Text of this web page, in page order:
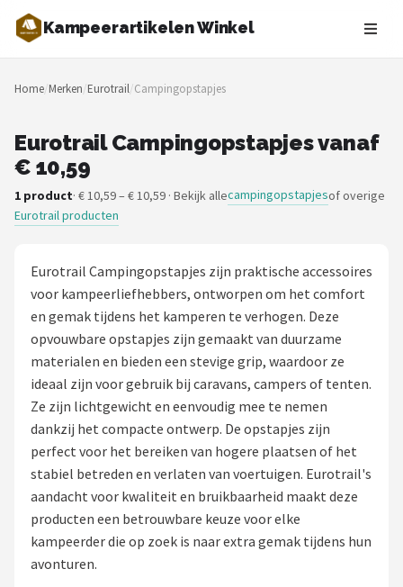
Kampeerartikelen Winkel
Zoeken
NAVIGATIE
Merken
Blog
Slaapzakken
Slaapmatten
Koelboxen
Shop
POPULAIRE MERKEN
Intex
KOEL
Home/Merken/Eurotrail/Campingopstapjes
Eurotrail Campingopstapjes vanaf
€ 10,59
1 product· € 10,59 – € 10,59 · Bekijk allecampingopstapjesof overige
Eurotrail producten
Eurotrail Campingopstapjes zijn praktische accessoires
voor kampeerliefhebbers, ontworpen om het comfort
en gemak tijdens het kamperen te verhogen. Deze
opvouwbare opstapjes zijn gemaakt van duurzame
materialen en bieden een stevige grip, waardoor ze
ideaal zijn voor gebruik bij caravans, campers of tenten.
Ze zijn lichtgewicht en eenvoudig mee te nemen
dankzij het compacte ontwerp. De opstapjes zijn
perfect voor het bereiken van hogere plaatsen of het
stabiel betreden en verlaten van voertuigen. Eurotrail's
aandacht voor kwaliteit en bruikbaarheid maakt deze
producten een betrouwbare keuze voor elke
kampeerder die op zoek is naar extra gemak tijdens hun
avonturen.